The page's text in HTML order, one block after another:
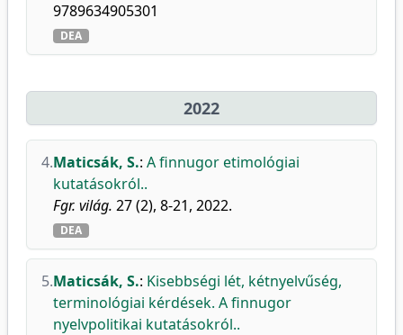
9789634905301
DEA
2022
4.Maticsák, S.: A finnugor etimológiai
kutatásokról..
Fgr. világ. 27 (2), 8-21, 2022.
DEA
5.Maticsák, S.: Kisebbségi lét, kétnyelvűség,
terminológiai kérdések. A finnugor
nyelvpolitikai kutatásokról..